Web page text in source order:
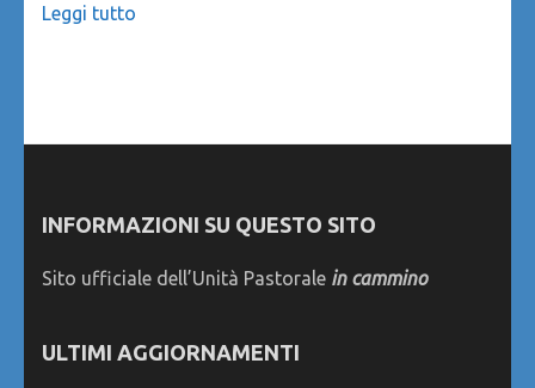
Leggi tutto
INFORMAZIONI SU QUESTO SITO
Sito ufficiale dell’Unità Pastorale in cammino
ULTIMI AGGIORNAMENTI